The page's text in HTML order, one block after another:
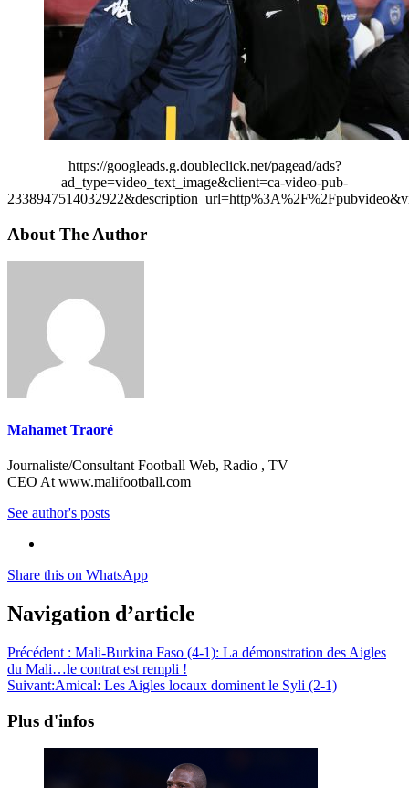
https://googleads.g.doubleclick.net/pagead/ads?
ad_type=video_text_image&client=ca-video-pub-
About The Author
Mahamet Traoré
Journaliste/Consultant Football Web, Radio , TV
CEO At www.malifootball.com
See author's posts
Share this on WhatsApp
Navigation d’article
Précédent : Mali-Burkina Faso (4-1): La démonstration des Aigles
du Mali…le contrat est rempli !
Suivant:Amical: Les Aigles locaux dominent le Syli (2-1)
Plus d'infos